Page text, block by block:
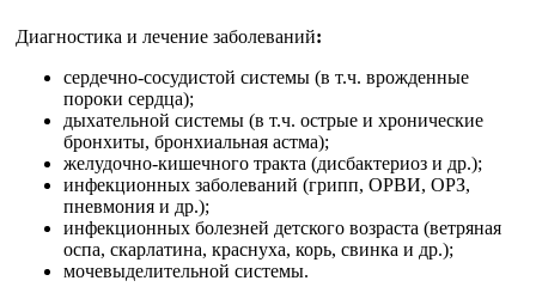
Диагностика и лечение заболеваний:
сердечно-сосудистой системы (в т.ч. врожденные
пороки сердца);
дыхательной системы (в т.ч. острые и хронические
бронхиты, бронхиальная астма);
желудочно-кишечного тракта (дисбактериоз и др.);
инфекционных заболеваний (грипп, ОРВИ, ОРЗ,
пневмония и др.);
инфекционных болезней детского возраста (ветряная
оспа, скарлатина, краснуха, корь, свинка и др.);
мочевыделительной системы.